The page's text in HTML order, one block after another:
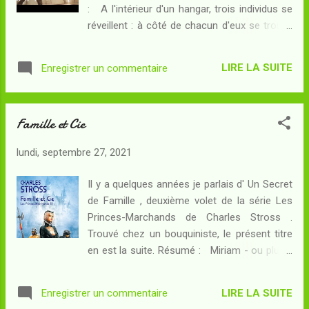
de Torak ! Il s'agit à présent de sortir de
Cthol Murgos au nez et à la barbe des
l'évasion ne sera pas simplifiée par le fait
: A l'intérieur d'un hangar, trois individus se
réveillent : à côté de chacun d'eux se trouve
remplir la salle où ils se trouvent et leur
fournit deux balles en guise de solution au
Enregistrer un commentaire LIRE LA SUITE
Famille et Cie
lundi, septembre 27, 2021
Il y a quelques années je parlais d' Un Secret
de Famille , deuxième volet de la série Les
Princes-Marchands de Charles Stross .
Trouvé chez un bouquiniste, le présent titre
en est la suite. Résumé : Miriam - ou plutôt
nouvelles richesses et aussi de nouveaux
Enregistrer un commentaire LIRE LA SUITE